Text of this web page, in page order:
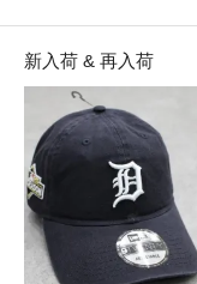
新入荷 & 再入荷